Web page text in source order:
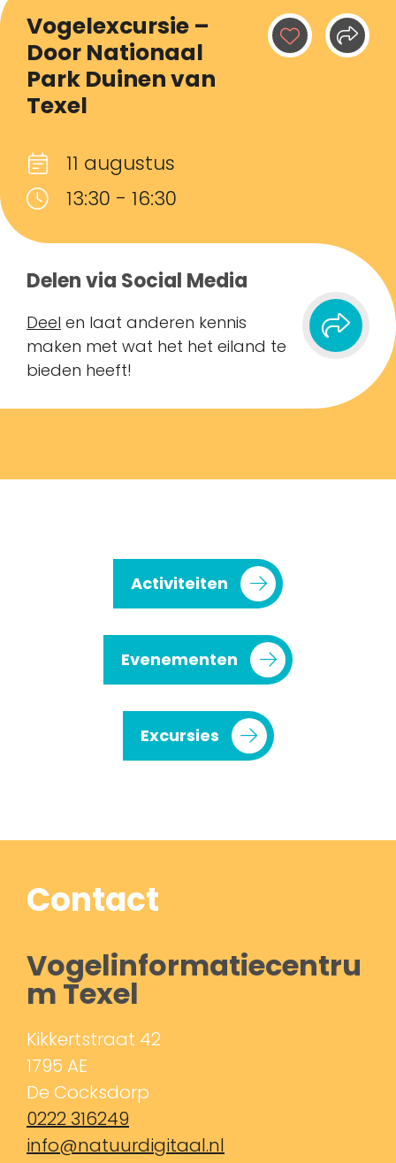
Vogelexcursie –
Door Nationaal
Park Duinen van
Texel
11 augustus
13:30 - 16:30
Delen via Social Media
Deel en laat anderen kennis
maken met wat het het eiland te
bieden heeft!
Activiteiten
Evenementen
Excursies
Contact
Vogelinformatiecentru
m Texel
Kikkertstraat 42
1795 AE
De Cocksdorp
0222 316249
info@natuurdigitaal.nl